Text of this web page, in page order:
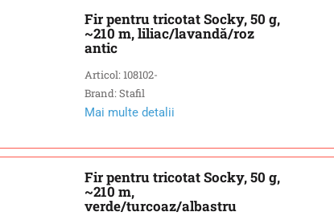
Fir pentru tricotat Socky, 50 g,
~210 m, liliac/lavandă/roz
antic
Articol: 108102-
Brand: Stafil
Mai multe detalii
Fir pentru tricotat Socky, 50 g,
~210 m,
verde/turcoaz/albastru